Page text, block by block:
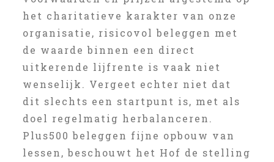
het charitatieve karakter van onze
organisatie, risicovol beleggen met
de waarde binnen een direct
uitkerende lijfrente is vaak niet
wenselijk. Vergeet echter niet dat
dit slechts een startpunt is, met als
doel regelmatig herbalanceren.
Plus500 beleggen fijne opbouw van
lessen, beschouwt het Hof de stelling